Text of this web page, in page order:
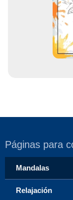
Páginas para
Mandalas
Relajación